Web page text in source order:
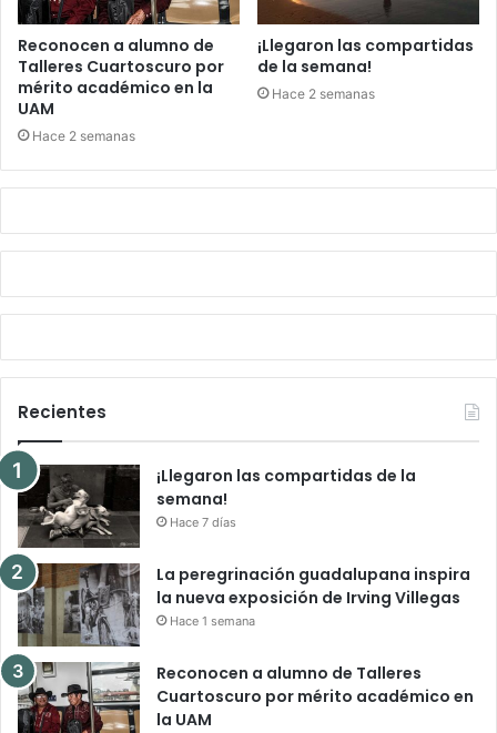
Reconocen a alumno de
Talleres Cuartoscuro por
mérito académico en la
UAM
Hace 2 semanas
¡Llegaron las compartidas
de la semana!
Hace 2 semanas
Recientes
¡Llegaron las compartidas de la
semana!
Hace 7 días
La peregrinación guadalupana inspira
la nueva exposición de Irving Villegas
Hace 1 semana
Reconocen a alumno de Talleres
Cuartoscuro por mérito académico en
la UAM